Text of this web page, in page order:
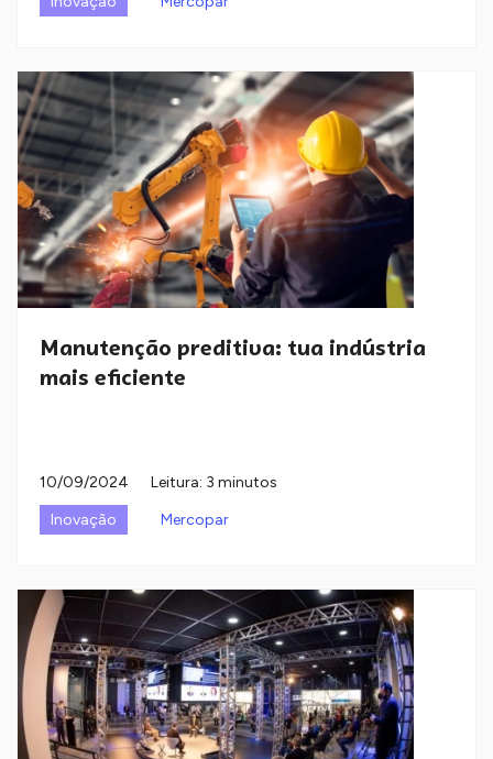
Manutenção preditiva: tua indústria
mais eficiente
10/09/2024
Leitura: 3 minutos
Inovação
Mercopar